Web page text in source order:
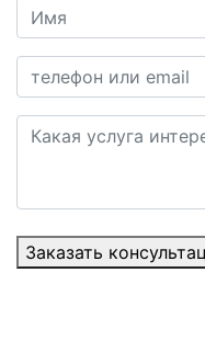
Заказать